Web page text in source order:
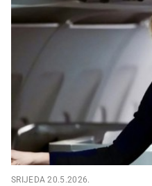
SRIJEDA 20.5.2026.